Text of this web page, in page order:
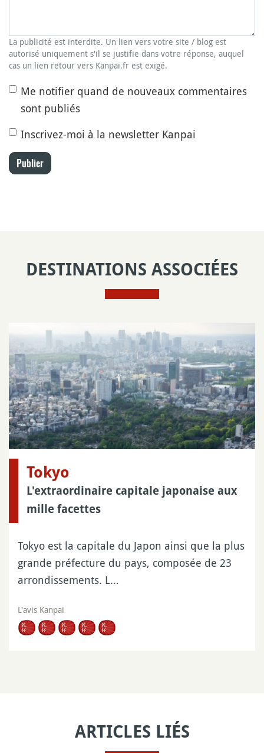
La publicité est interdite. Un lien vers votre site / blog est
autorisé uniquement s'il se justifie dans votre réponse, auquel
cas un lien retour vers Kanpai.fr est exigé.
Me notifier quand de nouveaux commentaires
sont publiés
Inscrivez-moi à la newsletter Kanpai
Publier
DESTINATIONS ASSOCIÉES
Tokyo
L'extraordinaire capitale japonaise aux
mille facettes
Tokyo est la capitale du Japon ainsi que la plus
grande préfecture du pays, composée de 23
arrondissements. L…
L'avis Kanpai
ARTICLES LIÉS